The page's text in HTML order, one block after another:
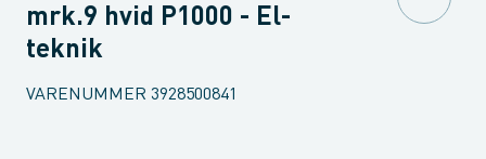
mrk.9 hvid P1000 - El-
teknik
VARENUMMER 3928500841